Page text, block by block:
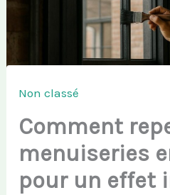
Non classé
Comment
menuiseries
pour un effet